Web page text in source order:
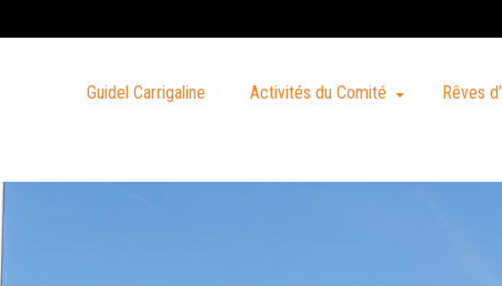
Guidel Carrigaline Activités du Comité Rêves